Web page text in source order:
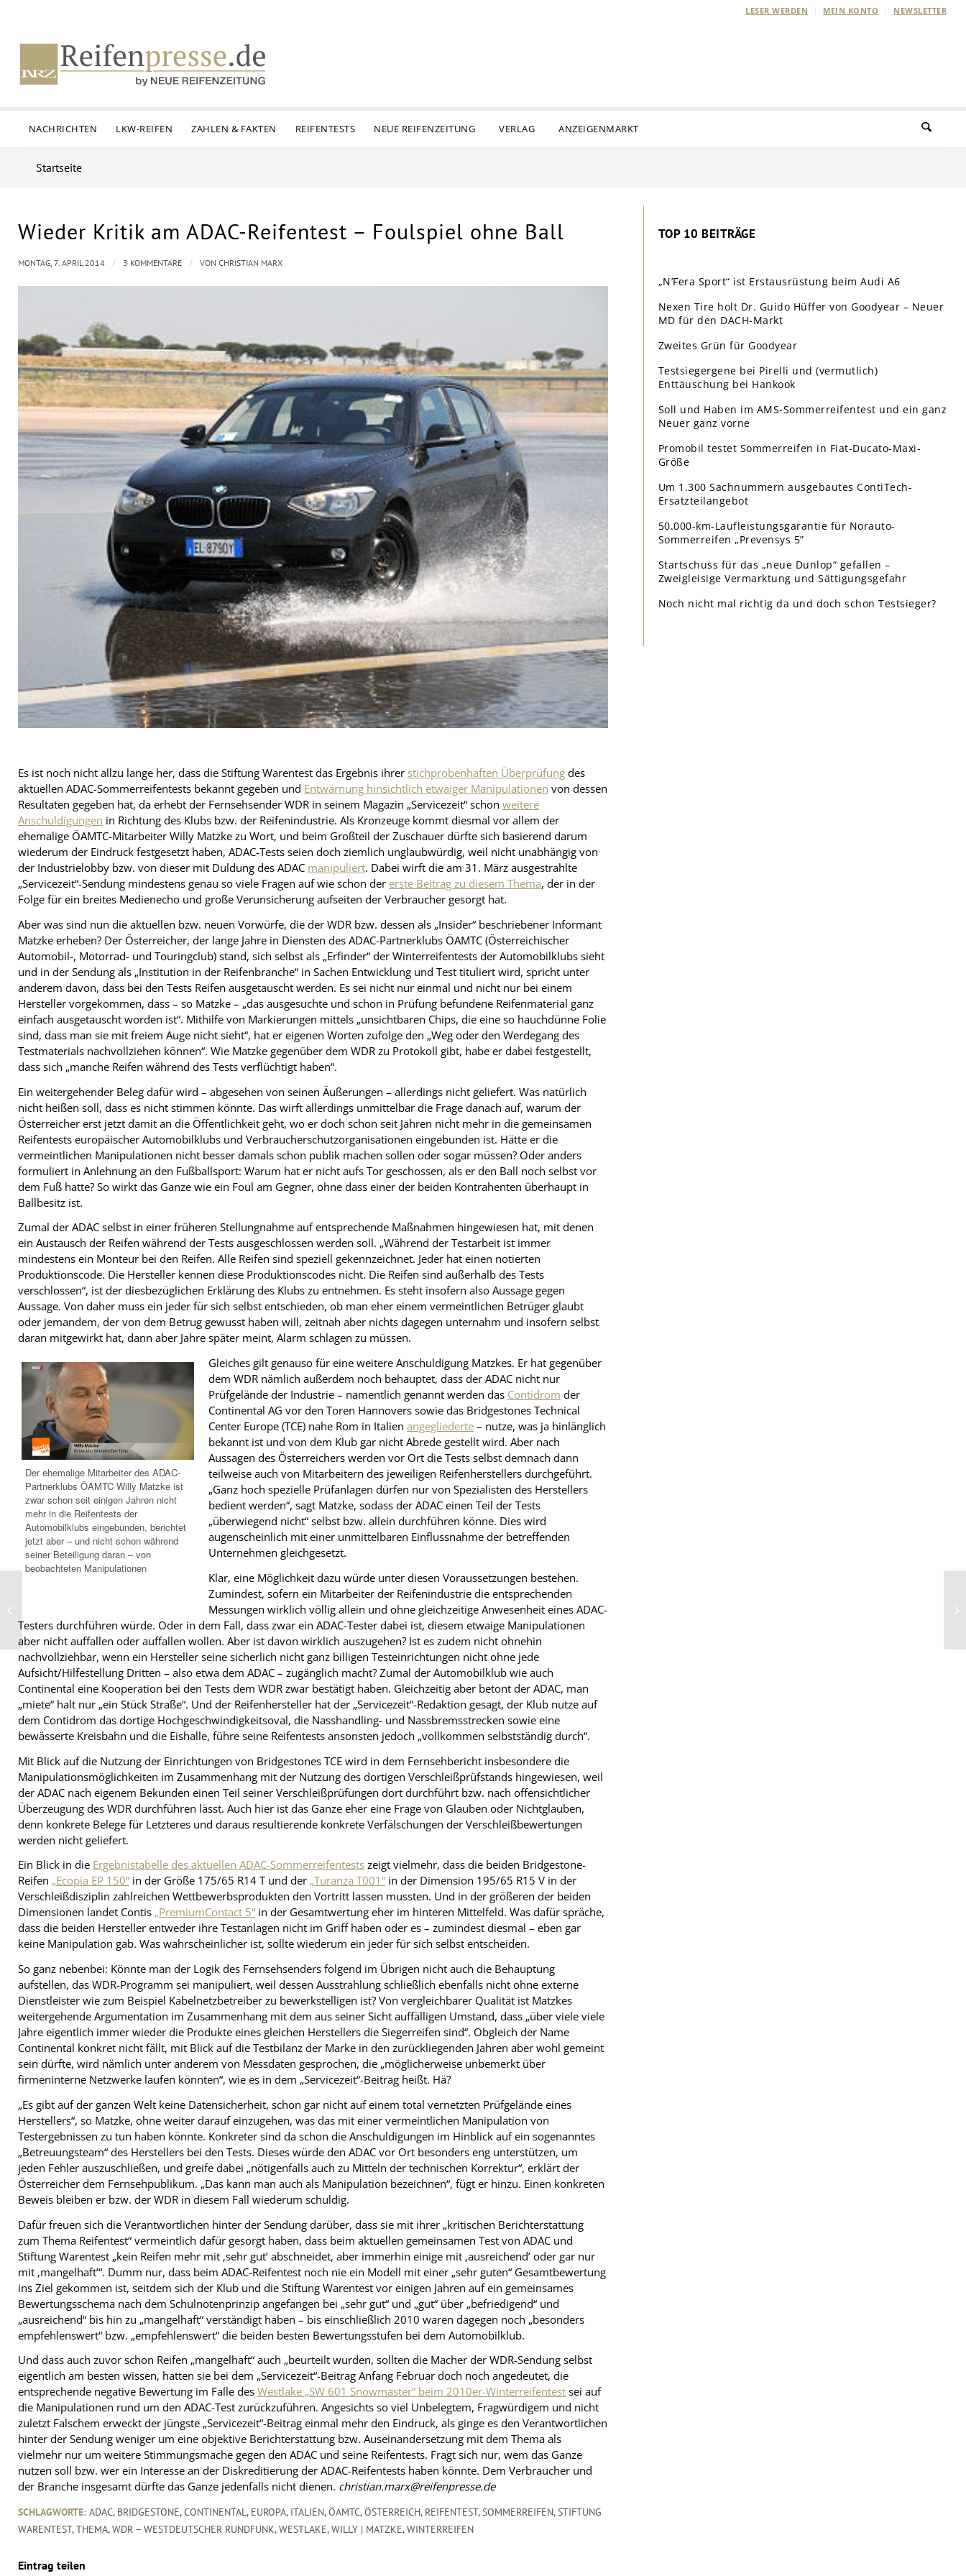
LESER WERDEN MEIN KONTO NEWSLETTER
NACHRICHTEN LKW-REIFEN ZAHLEN & FAKTEN REIFENTESTS NEUE REIFENZEITUNG VERLAG ANZEIGENMARKT
Startseite
Wieder Kritik am ADAC-Reifentest – Foulspiel ohne Ball
Es ist noch nicht allzu lange her, dass die Stiftung Warentest das Ergebnis ihrer stichprobenhaften Überprüfung des
aktuellen ADAC-Sommerreifentests bekannt gegeben und Entwarnung hinsichtlich etwaiger Manipulationen von dessen
Resultaten gegeben hat, da erhebt der Fernsehsender WDR in seinem Magazin „Servicezeit“ schon weitere
Anschuldigungen in Richtung des Klubs bzw. der Reifenindustrie. Als Kronzeuge kommt diesmal vor allem der
ehemalige ÖAMTC-Mitarbeiter Willy Matzke zu Wort, und beim Großteil der Zuschauer dürfte sich basierend darum
wiederum der Eindruck festgesetzt haben, ADAC-Tests seien doch ziemlich unglaubwürdig, weil nicht unabhängig von
der Industrielobby bzw. von dieser mit Duldung des ADAC manipuliert. Dabei wirft die am 31. März ausgestrahlte
„Servicezeit“-Sendung mindestens genau so viele Fragen auf wie schon der erste Beitrag zu diesem Thema, der in der
Folge für ein breites Medienecho und große Verunsicherung aufseiten der Verbraucher gesorgt hat.
Aber was sind nun die aktuellen bzw. neuen Vorwürfe, die der WDR bzw. dessen als „Insider“ beschriebener Informant
Matzke erheben? Der Österreicher, der lange Jahre in Diensten des ADAC-Partnerklubs ÖAMTC (Österreichischer
Automobil-, Motorrad- und Touringclub) stand, sich selbst als „Erfinder“ der Winterreifentests der Automobilklubs sieht
und in der Sendung als „Institution in der Reifenbranche“ in Sachen Entwicklung und Test tituliert wird, spricht unter
anderem davon, dass bei den Tests Reifen ausgetauscht werden. Es sei nicht nur einmal und nicht nur bei einem
Hersteller vorgekommen, dass – so Matzke – „das ausgesuchte und schon in Prüfung befundene Reifenmaterial ganz
einfach ausgetauscht worden ist“. Mithilfe von Markierungen mittels „unsichtbaren Chips, die eine so hauchdünne Folie
sind, dass man sie mit freiem Auge nicht sieht“, hat er eigenen Worten zufolge den „Weg oder den Werdegang des
Testmaterials nachvollziehen können“. Wie Matzke gegenüber dem WDR zu Protokoll gibt, habe er dabei festgestellt,
dass sich „manche Reifen während des Tests verflüchtigt haben“.
Ein weitergehender Beleg dafür wird – abgesehen von seinen Äußerungen – allerdings nicht geliefert. Was natürlich
nicht heißen soll, dass es nicht stimmen könnte. Das wirft allerdings unmittelbar die Frage danach auf, warum der
Österreicher erst jetzt damit an die Öffentlichkeit geht, wo er doch schon seit Jahren nicht mehr in die gemeinsamen
Reifentests europäischer Automobilklubs und Verbraucherschutzorganisationen eingebunden ist. Hätte er die
vermeintlichen Manipulationen nicht besser damals schon publik machen sollen oder sogar müssen? Oder anders
formuliert in Anlehnung an den Fußballsport: Warum hat er nicht aufs Tor geschossen, als er den Ball noch selbst vor
dem Fuß hatte? So wirkt das Ganze wie ein Foul am Gegner, ohne dass einer der beiden Kontrahenten überhaupt in
Ballbesitz ist.
Zumal der ADAC selbst in einer früheren Stellungnahme auf entsprechende Maßnahmen hingewiesen hat, mit denen
ein Austausch der Reifen während der Tests ausgeschlossen werden soll. „Während der Testarbeit ist immer
mindestens ein Monteur bei den Reifen. Alle Reifen sind speziell gekennzeichnet. Jeder hat einen notierten
Produktionscode. Die Hersteller kennen diese Produktionscodes nicht. Die Reifen sind außerhalb des Tests
verschlossen“, ist der diesbezüglichen Erklärung des Klubs zu entnehmen. Es steht insofern also Aussage gegen
Aussage. Von daher muss ein jeder für sich selbst entschieden, ob man eher einem vermeintlichen Betrüger glaubt
oder jemandem, der von dem Betrug gewusst haben will, zeitnah aber nichts dagegen unternahm und insofern selbst
daran mitgewirkt hat, dann aber Jahre später meint, Alarm schlagen zu müssen.
Der ehemalige Mitarbeiter des ADAC-
Partnerklubs ÖAMTC Willy Matzke ist
zwar schon seit einigen Jahren nicht
mehr in die Reifentests der
Automobilklubs eingebunden, berichtet
jetzt aber – und nicht schon während
seiner Beteiligung daran – von
beobachteten Manipulationen
Gleiches gilt genauso für eine weitere Anschuldigung Matzkes. Er hat gegenüber
dem WDR nämlich außerdem noch behauptet, dass der ADAC nicht nur
Prüfgelände der Industrie – namentlich genannt werden das Contidrom der
Continental AG vor den Toren Hannovers sowie das Bridgestones Technical
Center Europe (TCE) nahe Rom in Italien angegliederte – nutze, was ja hinlänglich
bekannt ist und von dem Klub gar nicht Abrede gestellt wird. Aber nach
Aussagen des Österreichers werden vor Ort die Tests selbst demnach dann
teilweise auch von Mitarbeitern des jeweiligen Reifenherstellers durchgeführt.
„Ganz hoch spezielle Prüfanlagen dürfen nur von Spezialisten des Herstellers
bedient werden“, sagt Matzke, sodass der ADAC einen Teil der Tests
„überwiegend nicht“ selbst bzw. allein durchführen könne. Dies wird
augenscheinlich mit einer unmittelbaren Einflussnahme der betreffenden
Unternehmen gleichgesetzt.
Klar, eine Möglichkeit dazu würde unter diesen Voraussetzungen bestehen.
Zumindest, sofern ein Mitarbeiter der Reifenindustrie die entsprechenden
Messungen wirklich völlig allein und ohne gleichzeitige Anwesenheit eines ADAC-
Testers durchführen würde. Oder in dem Fall, dass zwar ein ADAC-Tester dabei ist, diesem etwaige Manipulationen
aber nicht auffallen oder auffallen wollen. Aber ist davon wirklich auszugehen? Ist es zudem nicht ohnehin
nachvollziehbar, wenn ein Hersteller seine sicherlich nicht ganz billigen Testeinrichtungen nicht ohne jede
Aufsicht/Hilfestellung Dritten – also etwa dem ADAC – zugänglich macht? Zumal der Automobilklub wie auch
Continental eine Kooperation bei den Tests dem WDR zwar bestätigt haben. Gleichzeitig aber betont der ADAC, man
„miete“ halt nur „ein Stück Straße“. Und der Reifenhersteller hat der „Servicezeit“-Redaktion gesagt, der Klub nutze auf
dem Contidrom das dortige Hochgeschwindigkeitsoval, die Nasshandling- und Nassbremsstrecken sowie eine
bewässerte Kreisbahn und die Eishalle, führe seine Reifentests ansonsten jedoch „vollkommen selbstständig durch“.
Mit Blick auf die Nutzung der Einrichtungen von Bridgestones TCE wird in dem Fernsehbericht insbesondere die
Manipulationsmöglichkeiten im Zusammenhang mit der Nutzung des dortigen Verschleißprüfstands hingewiesen, weil
der ADAC nach eigenem Bekunden einen Teil seiner Verschleißprüfungen dort durchführt bzw. nach offensichtlicher
Überzeugung des WDR durchführen lässt. Auch hier ist das Ganze eher eine Frage von Glauben oder Nichtglauben,
denn konkrete Belege für Letzteres und daraus resultierende konkrete Verfälschungen der Verschleißbewertungen
werden nicht geliefert.
Ein Blick in die Ergebnistabelle des aktuellen ADAC-Sommerreifentests zeigt vielmehr, dass die beiden Bridgestone-
Reifen „Ecopia EP 150“ in der Größe 175/65 R14 T und der „Turanza T001“ in der Dimension 195/65 R15 V in der
Verschleißdisziplin zahlreichen Wettbewerbsprodukten den Vortritt lassen mussten. Und in der größeren der beiden
Dimensionen landet Contis „PremiumContact 5“ in der Gesamtwertung eher im hinteren Mittelfeld. Was dafür spräche,
dass die beiden Hersteller entweder ihre Testanlagen nicht im Griff haben oder es – zumindest diesmal – eben gar
keine Manipulation gab. Was wahrscheinlicher ist, sollte wiederum ein jeder für sich selbst entscheiden.
So ganz nebenbei: Könnte man der Logik des Fernsehsenders folgend im Übrigen nicht auch die Behauptung
aufstellen, das WDR-Programm sei manipuliert, weil dessen Ausstrahlung schließlich ebenfalls nicht ohne externe
Dienstleister wie zum Beispiel Kabelnetzbetreiber zu bewerkstelligen ist? Von vergleichbarer Qualität ist Matzkes
weitergehende Argumentation im Zusammenhang mit dem aus seiner Sicht auffälligen Umstand, dass „über viele viele
Jahre eigentlich immer wieder die Produkte eines gleichen Herstellers die Siegerreifen sind“. Obgleich der Name
Continental konkret nicht fällt, mit Blick auf die Testbilanz der Marke in den zurückliegenden Jahren aber wohl gemeint
sein dürfte, wird nämlich unter anderem von Messdaten gesprochen, die „möglicherweise unbemerkt über
firmeninterne Netzwerke laufen könnten“, wie es in dem „Servicezeit“-Beitrag heißt. Hä?
„Es gibt auf der ganzen Welt keine Datensicherheit, schon gar nicht auf einem total vernetzten Prüfgelände eines
Herstellers“, so Matzke, ohne weiter darauf einzugehen, was das mit einer vermeintlichen Manipulation von
Testergebnissen zu tun haben könnte. Konkreter sind da schon die Anschuldigungen im Hinblick auf ein sogenanntes
„Betreuungsteam“ des Herstellers bei den Tests. Dieses würde den ADAC vor Ort besonders eng unterstützen, um
jeden Fehler auszuschließen, und greife dabei „nötigenfalls auch zu Mitteln der technischen Korrektur“, erklärt der
Österreicher dem Fernsehpublikum. „Das kann man auch als Manipulation bezeichnen“, fügt er hinzu. Einen konkreten
Beweis bleiben er bzw. der WDR in diesem Fall wiederum schuldig.
Dafür freuen sich die Verantwortlichen hinter der Sendung darüber, dass sie mit ihrer „kritischen Berichterstattung
zum Thema Reifentest“ vermeintlich dafür gesorgt haben, dass beim aktuellen gemeinsamen Test von ADAC und
Stiftung Warentest „kein Reifen mehr mit ‚sehr gut’ abschneidet, aber immerhin einige mit ‚ausreichend’ oder gar nur
mit ‚mangelhaft’“. Dumm nur, dass beim ADAC-Reifentest noch nie ein Modell mit einer „sehr guten“ Gesamtbewertung
ins Ziel gekommen ist, seitdem sich der Klub und die Stiftung Warentest vor einigen Jahren auf ein gemeinsames
Bewertungsschema nach dem Schulnotenprinzip angefangen bei „sehr gut“ und „gut“ über „befriedigend“ und
„ausreichend“ bis hin zu „mangelhaft“ verständigt haben – bis einschließlich 2010 waren dagegen noch „besonders
empfehlenswert“ bzw. „empfehlenswert“ die beiden besten Bewertungsstufen bei dem Automobilklub.
Und dass auch zuvor schon Reifen „mangelhaft“ auch „beurteilt wurden, sollten die Macher der WDR-Sendung selbst
eigentlich am besten wissen, hatten sie bei dem „Servicezeit“-Beitrag Anfang Februar doch noch angedeutet, die
entsprechende negative Bewertung im Falle des Westlake „SW 601 Snowmaster“ beim 2010er-Winterreifentest sei auf
die Manipulationen rund um den ADAC-Test zurückzuführen. Angesichts so viel Unbelegtem, Fragwürdigem und nicht
zuletzt Falschem erweckt der jüngste „Servicezeit“-Beitrag einmal mehr den Eindruck, als ginge es den Verantwortlichen
hinter der Sendung weniger um eine objektive Berichterstattung bzw. Auseinandersetzung mit dem Thema als
vielmehr nur um weitere Stimmungsmache gegen den ADAC und seine Reifentests. Fragt sich nur, wem das Ganze
nutzen soll bzw. wer ein Interesse an der Diskreditierung der ADAC-Reifentests haben könnte. Dem Verbraucher und
der Branche insgesamt dürfte das Ganze jedenfalls nicht dienen. christian.marx@reifenpresse.de
MONTAG, 7. APRIL 2014 / 3 KOMMENTARE / VON CHRISTIAN MARX
SCHLAGWORTE: ADAC, BRIDGESTONE,CONTINENTAL, EUROPA, ITALIEN,ÖAMTC,ÖSTERREICH, REIFENTEST,SOMMERREIFEN,STIFTUNG
WARENTEST,THEMA,WDR – WESTDEUTSCHER RUNDFUNK,WESTLAKE,WILLY | MATZKE,WINTERREIFEN
Eintrag teilen
TOP 10 BEITRÄGE
„N’Fera Sport“ ist Erstausrüstung beim Audi A6
Nexen Tire holt Dr. Guido Hüffer von Goodyear – Neuer
MD für den DACH-Markt
Zweites Grün für Goodyear
Testsiegergene bei Pirelli und (vermutlich)
Enttäuschung bei Hankook
Soll und Haben im AMS-Sommerreifentest und ein ganz
Neuer ganz vorne
Promobil testet Sommerreifen in Fiat-Ducato-Maxi-
Größe
Um 1.300 Sachnummern ausgebautes ContiTech-
Ersatzteilangebot
50.000-km-Laufleistungsgarantie für Norauto-
Sommerreifen „Prevensys 5”
Startschuss für das „neue Dunlop“ gefallen –
Zweigleisige Vermarktung und Sättigungsgefahr
Noch nicht mal richtig da und doch schon Testsieger?
Goodyear-Sortiment?